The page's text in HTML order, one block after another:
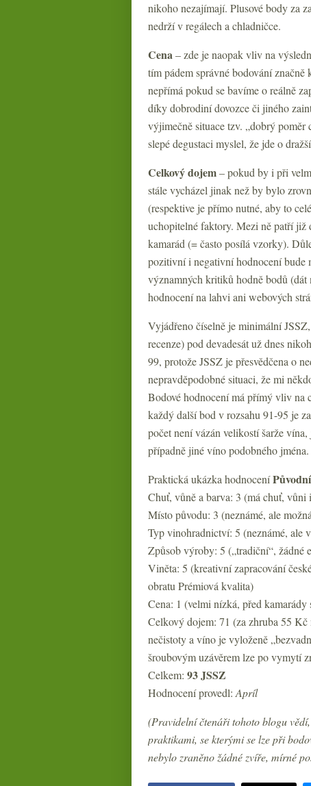
nikoho nezajímají. Plusové body za
nedrží v regálech a chladničce.
Cena– zde je naopak vliv na
tím pádem správné bodování
nepřímá pokud se bavíme o reálně
díky dobrodiní dovozce či jiného
výjimečně situace tzv. „dobrý poměr
slepé degustaci myslel, že jde o
Celkový dojem– pokud by i při
stále vycházel jinak než by bylo
(respektive je přímo nutné, aby to
uchopitelné faktory. Mezi ně patří již
kamarád (= často posílá vzorky).
pozitivní i negativní hodnocení bude
významných kritiků hodně bodů
hodnocení na lahvi ani webových
Vyjádřeno číselně je minimální
recenze) pod devadesát už dnes
99, protože JSSZ je přesvědčena o
nepravděpodobné situaci, že mi
Bodové hodnocení má přímý vliv na
každý další bod v rozsahu 91-95 je
počet není vázán velikostí šarže
případně jiné víno podobného jména.
Praktická ukázka hodnocení
Chuť, vůně a barva: 3 (má chuť, vůni
Místo původu: 3 (neznámé, ale
Typ vinohradnictví: 5 (neznámé, ale
Způsob výroby: 5 („tradiční“, žádné
Viněta: 5 (kreativní zapracování
obratu Prémiová kvalita)
Cena: 1 (velmi nízká, před kamarády
Celkový dojem: 71 (za zhruba 55
nečistoty a víno je vyloženě
šroubovým uzávěrem lze po vymytí
Celkem: 93 JSSZ
Hodnocení provedl: Apríl
(Pravidelní čtenáři tohoto blogu
praktikami, se kterými se lze při
nebylo zraněno žádné zvíře, mírné